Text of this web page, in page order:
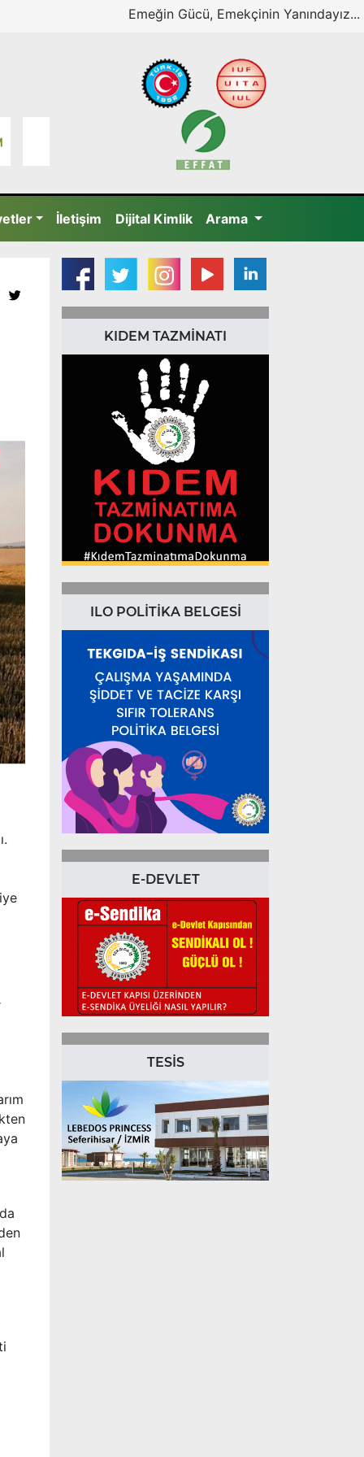
Emeğin Gücü, Emekçinin Yanındayız...
İletişim Dijital Kimlik Arama
KIDEM TAZMİNATI
ILO POLİTİKA BELGESİ
E-DEVLET
TESİS